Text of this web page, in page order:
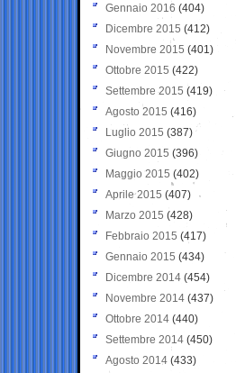
Gennaio 2016 (404)
Dicembre 2015 (412)
Novembre 2015 (401)
Ottobre 2015 (422)
Settembre 2015 (419)
Agosto 2015 (416)
Luglio 2015 (387)
Giugno 2015 (396)
Maggio 2015 (402)
Aprile 2015 (407)
Marzo 2015 (428)
Febbraio 2015 (417)
Gennaio 2015 (434)
Dicembre 2014 (454)
Novembre 2014 (437)
Ottobre 2014 (440)
Settembre 2014 (450)
Agosto 2014 (433)